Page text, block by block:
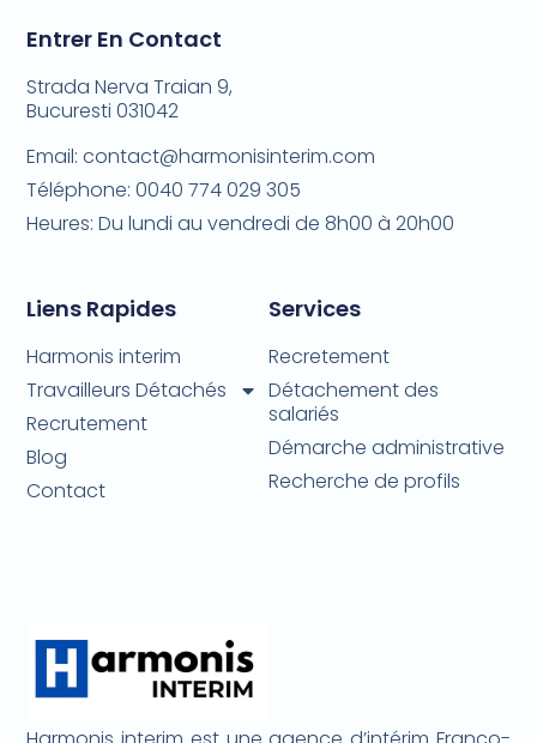
Services
Recretement
Détachement des
salariés
Démarche administrative
Recherche de profils
Liens Rapides
Harmonis interim
Travailleurs Détachés
Recrutement
Blog
Contact
Entrer En Contact
Strada Nerva Traian 9,
Bucuresti 031042
Email: contact@harmonisinterim.com
Téléphone: 0040 774 029 305
Heures: Du lundi au vendredi de 8h00 à 20h00